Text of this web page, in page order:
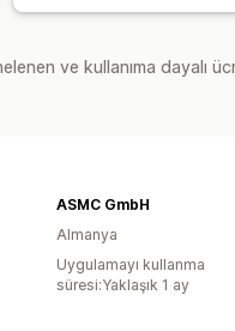
ve kullanıma dayalı
ASMC GmbH
Almanya
Uygulamayı kullanma
süresi:Yaklaşık 1 ay